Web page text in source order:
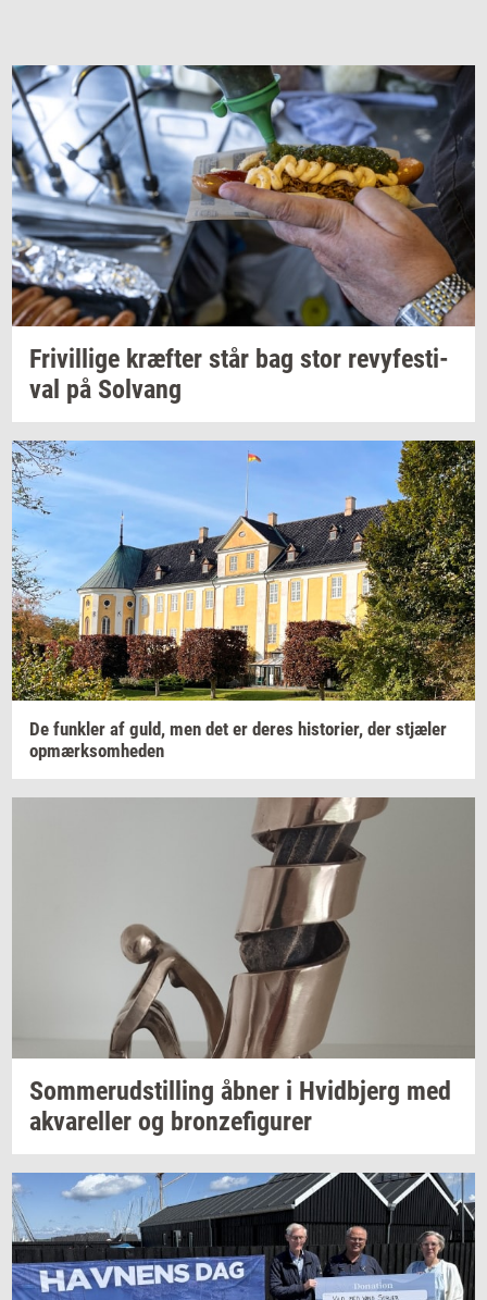
Fri­vil­li­ge kræf­ter står bag stor revy­festi­
val på Solvang
De funk­ler af guld, men det er deres hi­sto­ri­er, der stjæ­ler
op­mærk­som­he­den
Som­mer­ud­stil­ling åbner i Hvid­b­jerg med
akva­rel­ler og bron­ze­fi­gu­rer